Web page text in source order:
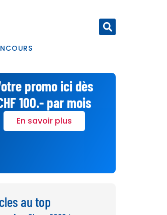
promo ici dès
100.- par mois
En savoir plus
au top